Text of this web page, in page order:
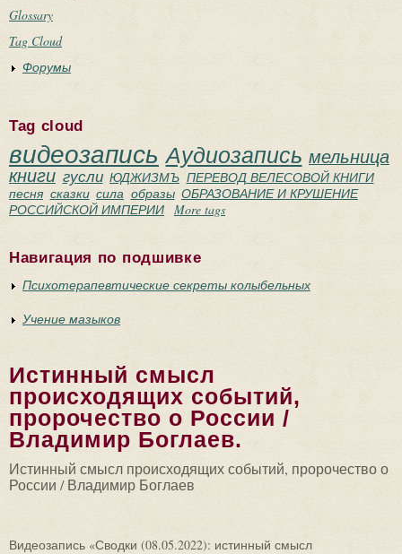
Glossary
Tag Cloud
Форумы
Tag cloud
видеозапись Аудиозапись мельница
книги гусли ЮДЖИЗМЪ ПЕРЕВОД ВЕЛЕСОВОЙ КНИГИ
песня сказки сила образы ОБРАЗОВАНИЕ И КРУШЕНИЕ
РОССИЙСКОЙ ИМПЕРИИ
More tags
Навигация по подшивке
Психотерапевтические секреты колыбельных
Учение мазыков
Истинный смысл
происходящих событий,
пророчество о России /
Владимир Боглаев.
Истинный смысл происходящих событий, пророчество о
России / Владимир Боглаев
Видеозапись «Сводки (08.05.2022): истинный смысл